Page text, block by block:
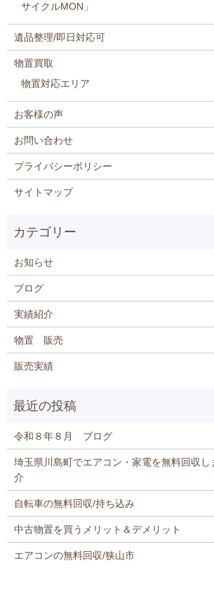
サイクルMON」
遺品整理/即日対応可
物置買取
物置対応エリア
お客様の声
お問い合わせ
プライバシーポリシー
サイトマップ
お知らせ
ブログ
実績紹介
物置 販売
販売実績
令和８年８月 ブログ
埼玉県川島町でエアコン・家電を無料回収し
介
自転車の無料回収/持ち込み
中古物置を買うメリット＆デメリット
エアコンの無料回収/狭山市